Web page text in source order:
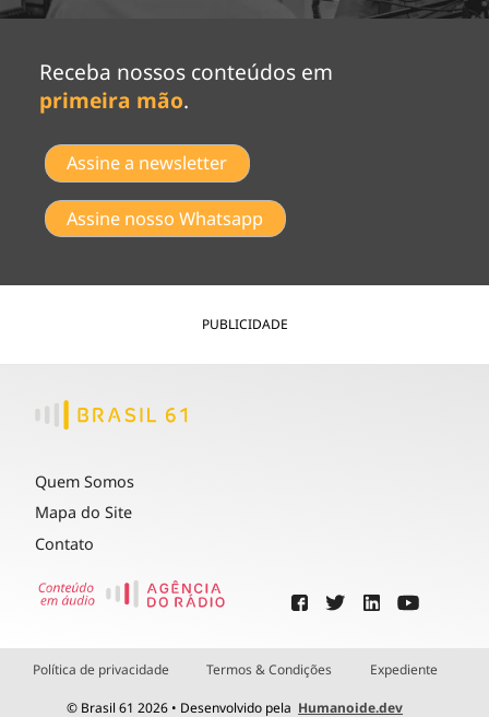
Receba nossos conteúdos em
primeira mão.
Assine a newsletter
Assine nosso Whatsapp
PUBLICIDADE
Quem Somos
Mapa do Site
Contato
Política de privacidade Termos & Condições Expediente
© Brasil 61 2026 • Desenvolvido pela Humanoide.dev